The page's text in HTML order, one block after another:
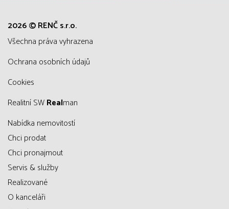
2026 © RENČ s.r.o.
všechna práva vyhrazena
Ochrana osobních údajů
Cookies
Realitní SWRealman
Nabídka nemovitostí
Chci prodat
Chci pronajmout
Servis & služby
Realizované
O kanceláři